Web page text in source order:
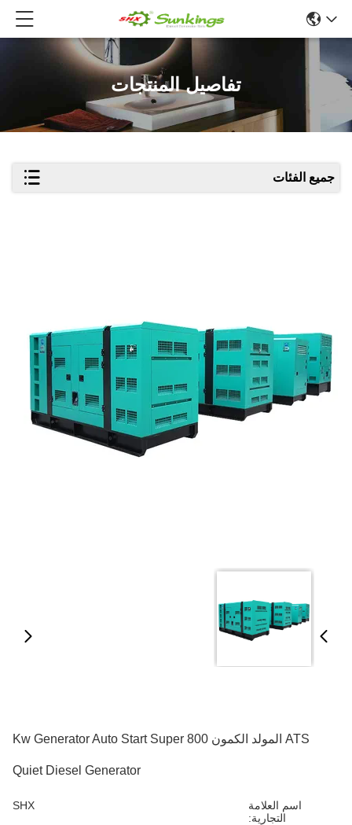
تفاصيل المنتجات
جميع الفئات
ATS المولد الكمون 800 Kw Generator Auto Start Super
Quiet Diesel Generator
اسم العلامة
التجارية:
SHX